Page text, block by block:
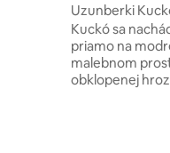
esencefalu
Uzunberki
Uplands
Kuckó sa
priamo na
malebnom
obklopenej